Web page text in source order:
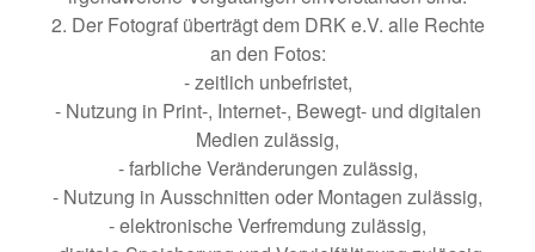
2. Der Fotograf überträgt dem DRK e.V. alle Rechte
an den Fotos:
- zeitlich unbefristet,
- Nutzung in Print-, Internet-, Bewegt- und digitalen
Medien zulässig,
- farbliche Veränderungen zulässig,
- Nutzung in Ausschnitten oder Montagen zulässig,
- elektronische Verfremdung zulässig,